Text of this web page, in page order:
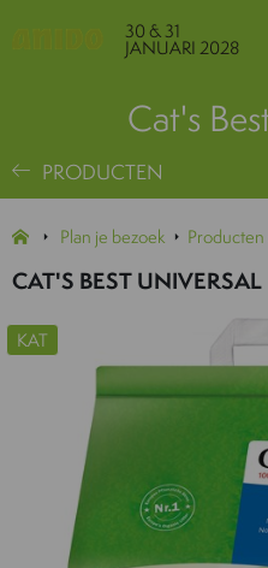
30 & 31
JANUARI 2028
Cat's
PRODUCTEN
Plan je bezoek
CAT'S BEST UNIVERSAL
KAT